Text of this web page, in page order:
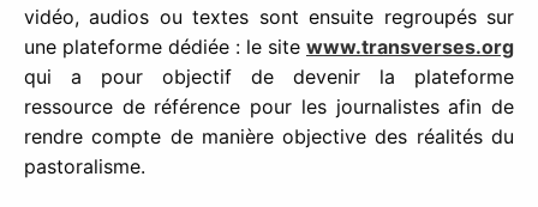
vidéo, audios ou textes sont ensuite regroupés sur
une plateforme dédiée : le site www.transverses.org
qui a pour objectif de devenir la plateforme
ressource de référence pour les journalistes afin de
rendre compte de manière objective des réalités du
pastoralisme.